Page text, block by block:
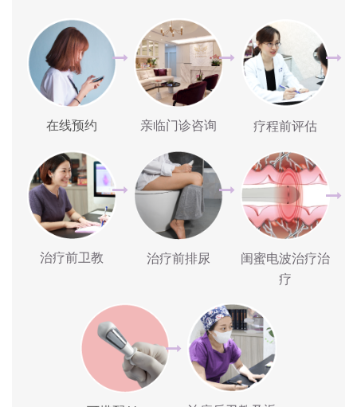
在线预约 亲临门诊咨询 疗程前评估
治疗前卫教 治疗前排尿
闺蜜电波治疗治
疗